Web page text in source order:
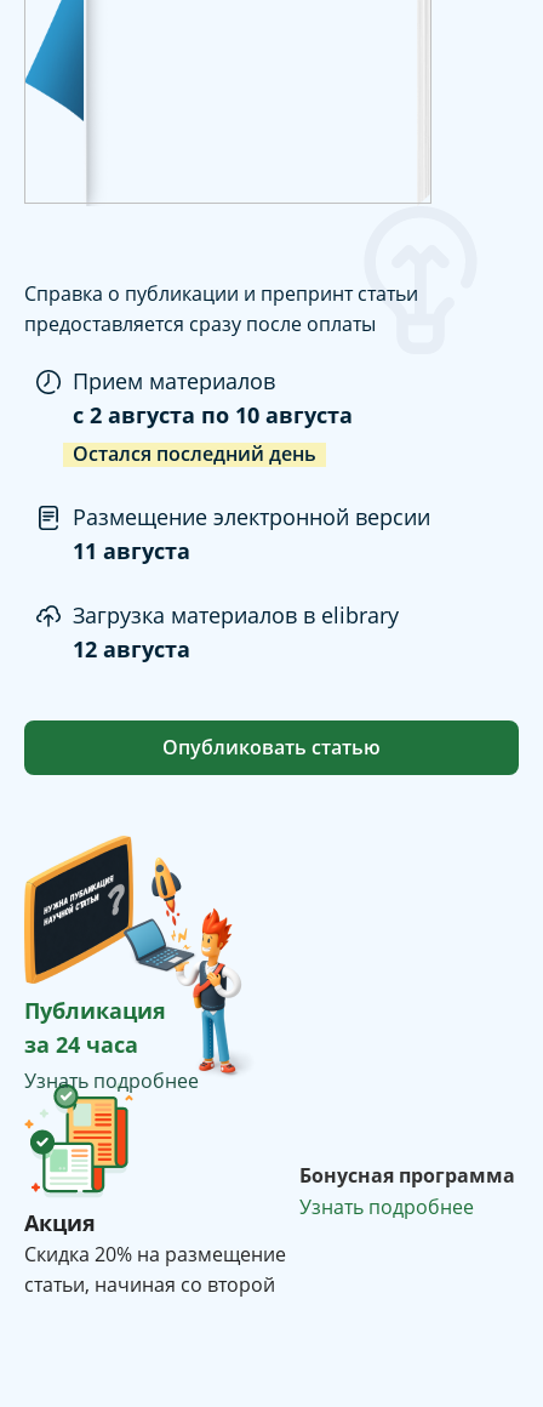
Справка о публикации и препринт статьи
предоставляется сразу после оплаты
Прием материалов
c 2 августа по 10 августа
Остался последний день
Размещение электронной версии
11 августа
Загрузка материалов в elibrary
12 августа
Опубликовать статью
Публикация
за 24 часа
Узнать подробнее
Акция
Cкидка 20% на размещение
статьи, начиная со второй
Бонусная программа
Узнать подробнее